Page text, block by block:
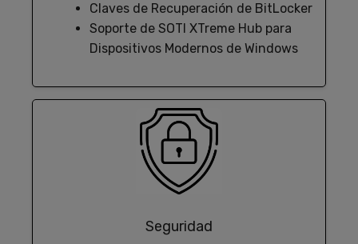
Claves de Recuperación de BitLocker
Soporte de SOTI XTreme Hub para
Dispositivos Modernos de Windows
Seguridad